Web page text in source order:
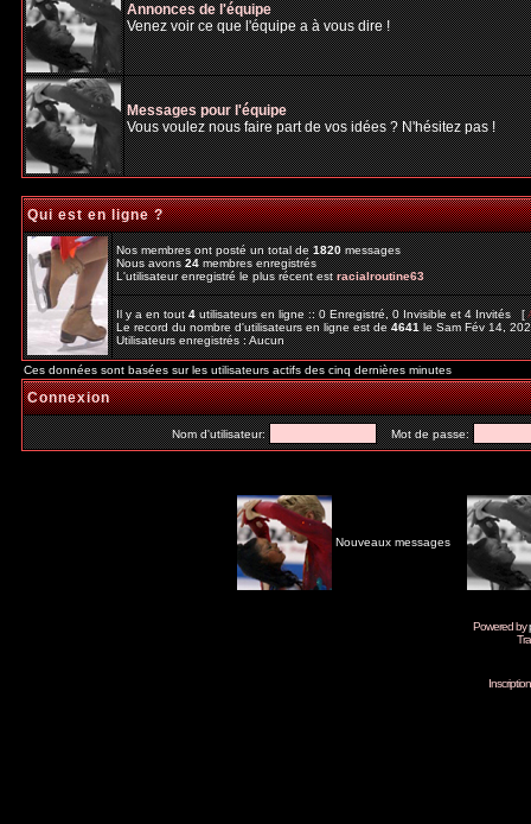
Annonces de l'équipe
Venez voir ce que l'équipe a à vous dire !
Messages pour l'équipe
Vous voulez nous faire part de vos idées ? N'hésitez pas !
Qui est en ligne ?
Nos membres ont posté un total de1820messages
Nous avons24membres enregistrés
L'utilisateur enregistré le plus récent estracialroutine63
Il y a en tout4utilisateurs en ligne :: 0 Enregistré, 0 Invisible et 4 Invités [
Le record du nombre d'utilisateurs en ligne est de4641le Sam Fév 14,
Utilisateurs enregistrés : Aucun
Ces données sont basées sur les utilisateurs actifs des cinq dernières minutes
Connexion
Nom d'utilisateur: Mot de passe:
Nouveaux messages
Powered by